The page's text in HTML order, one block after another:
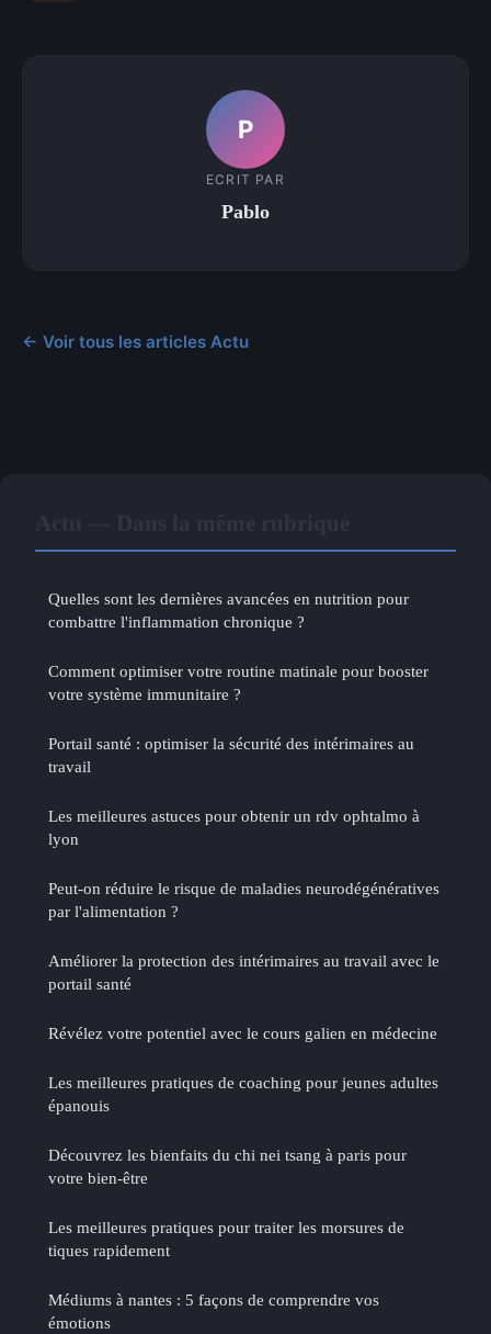
P
ECRIT PAR
Pablo
← Voir tous les articles Actu
Quelles sont les dernières avancées en nutrition pour
combattre l'inflammation chronique ?
Comment optimiser votre routine matinale pour booster
votre système immunitaire ?
Portail santé : optimiser la sécurité des intérimaires au
travail
Les meilleures astuces pour obtenir un rdv ophtalmo à
lyon
Peut-on réduire le risque de maladies neurodégénératives
par l'alimentation ?
Améliorer la protection des intérimaires au travail avec le
portail santé
Révélez votre potentiel avec le cours galien en médecine
Les meilleures pratiques de coaching pour jeunes adultes
épanouis
Découvrez les bienfaits du chi nei tsang à paris pour
votre bien-être
Les meilleures pratiques pour traiter les morsures de
tiques rapidement
Médiums à nantes : 5 façons de comprendre vos
émotions